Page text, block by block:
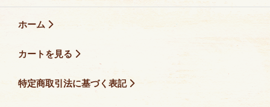
ホーム
カートを見る
特定商取引法に基づく表記